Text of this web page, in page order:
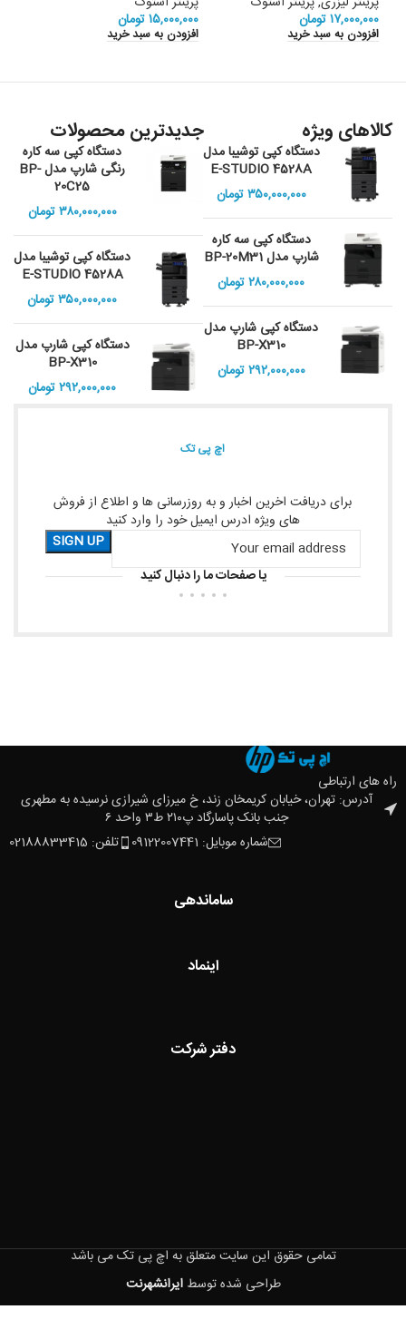
۱۷,۰۰۰,۰۰۰تومان
افزودن به سبد خرید
۱۵,۰۰۰,۰۰۰تومان
افزودن به سبد خرید
کالاهای ویژه
دستگاه کپی توشیبا مدل
E-STUDIO 4528A
۳۵۰,۰۰۰,۰۰۰تومان
دستگاه کپی سه کاره
شارپ مدل BP-20M31
۲۸۰,۰۰۰,۰۰۰تومان
دستگاه کپی شارپ مدل
BP-X310
۲۹۲,۰۰۰,۰۰۰تومان
جدیدترین محصولات
دستگاه کپی سه کاره
رنگی شارپ مدل BP-
20C25
۳۸۰,۰۰۰,۰۰۰تومان
دستگاه کپی توشیبا مدل
E-STUDIO 4528A
۳۵۰,۰۰۰,۰۰۰تومان
دستگاه کپی شارپ مدل
BP-X310
۲۹۲,۰۰۰,۰۰۰تومان
اچ پی تک
برای دریافت اخرین اخبار و به روزرسانی ها و اطلاع از فروش
های ویژه ادرس ایمیل خود را وارد کنید
یا صفحات ما را دنبال کنید
راه های ارتباطی
آدرس: تهران، خیابان کریمخان زند، خ میرزای شیرازی نرسیده به مطهری
جنب بانک پاسارگاد پ۲۱۰ ط۳ واحد ۶
تلفن: 02188833415
شماره موبایل: 09122007441
ساماندهی
اینماد
دفتر شرکت
تمامی حقوق این سایت متعلق به اچ پی تک می باشد
طراحی شده توسطایرانشهرنت